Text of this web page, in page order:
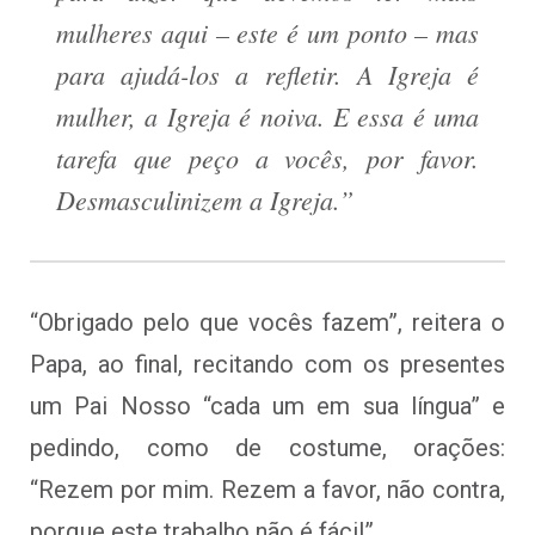
mulheres aqui – este é um ponto – mas
para ajudá-los a refletir. A Igreja é
mulher, a Igreja é noiva. E essa é uma
tarefa que peço a vocês, por favor.
Desmasculinizem a Igreja.”
“Obrigado pelo que vocês fazem”, reitera o
Papa, ao final, recitando com os presentes
um Pai Nosso “cada um em sua língua” e
pedindo, como de costume, orações:
“Rezem por mim. Rezem a favor, não contra,